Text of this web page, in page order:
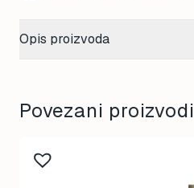
Opis proizvoda
Povezani proizvodi